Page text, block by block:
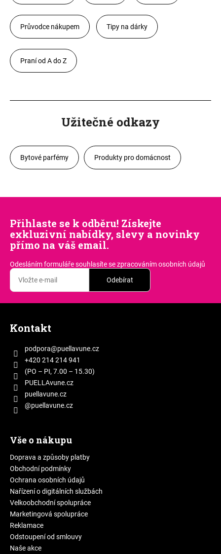
Průvodce nákupem Tipy na dárky
Praní od A do Z
Užitečné odkazy
Bytové parfémy Produkty pro domácnost
Přihlaste se k odběru! Získejte
exkluzivní nabídky, slevy a novinky
přímo na váš email.
Odesláním formuláře souhlasítese zpracováním osobních údajů
Odebírat
Kontakt
podpora@puellavune.cz
+420 214 214 941
(PO – PI, 7.00 – 15.30)
PUELLAvune.cz
puellavune.cz
@puellavune.cz
Vše o nákupu
Doprava a způsoby platby
Obchodní podmínky
Ochrana osobních údajů
Nařízení o digitálních službách
Velkoobchodní spolupráce
Marketingová spolupráce
Reklamace
Odstoupení od smlouvy
Naše akce